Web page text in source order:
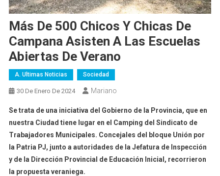
Más De 500 Chicos Y Chicas De
Campana Asisten A Las Escuelas
Abiertas De Verano
A. Ultimas Noticias Sociedad
30 De Enero De 2024 Mariano
Se trata de una iniciativa del Gobierno de la Provincia, que en
nuestra Ciudad tiene lugar en el Camping del Sindicato de
Trabajadores Municipales. Concejales del bloque Unión por
la Patria PJ, junto a autoridades de la Jefatura de Inspección
y de la Dirección Provincial de Educación Inicial, recorrieron
la propuesta veraniega.